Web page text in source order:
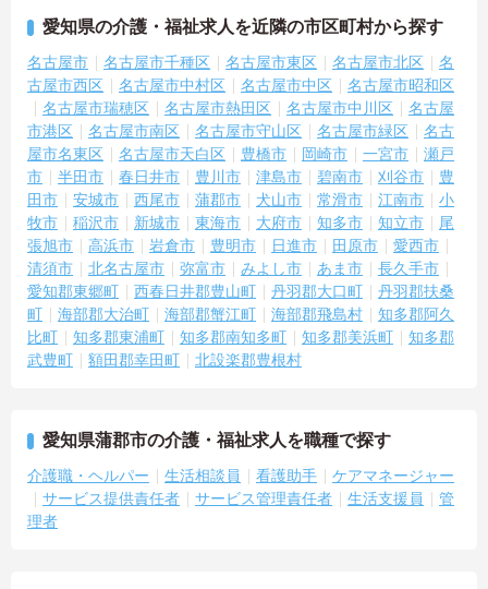
愛知県の介護・福祉求人を近隣の市区町村から探す
名古屋市 名古屋市千種区 名古屋市東区 名古屋市北区
名
古屋市西区
名古屋市中村区 名古屋市中区
名古屋市昭和区
名古屋市瑞穂区
名古屋市熱田区 名古屋市中川区
名古屋
市港区
名古屋市南区 名古屋市守山区 名古屋市緑区
名古
屋市名東区
名古屋市天白区 豊橋市 岡崎市 一宮市
瀬戸
市
半田市 春日井市 豊川市 津島市 碧南市 刈谷市
豊
田市
安城市 西尾市 蒲郡市 犬山市 常滑市 江南市
小
牧市
稲沢市 新城市 東海市 大府市 知多市 知立市
尾
張旭市
高浜市 岩倉市 豊明市 日進市 田原市
愛西市
清須市
北名古屋市 弥富市 みよし市 あま市
長久手市
愛知郡東郷町
西春日井郡豊山町 丹羽郡大口町
丹羽郡扶桑
町
海部郡大治町 海部郡蟹江町 海部郡飛島村
知多郡阿久
比町
知多郡東浦町 知多郡南知多町 知多郡美浜町
知多郡
武豊町
額田郡幸田町 北設楽郡豊根村
愛知県蒲郡市の介護・福祉求人を職種で探す
介護職・ヘルパー 生活相談員 看護助手
ケアマネージャー
サービス提供責任者
サービス管理責任者 生活支援員
管
理者